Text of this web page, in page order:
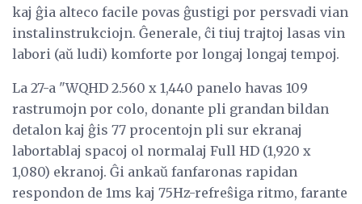
kaj ĝia alteco facile povas ĝustigi por persvadi vian
instalinstrukciojn. Ĝenerale, ĉi tiuj trajtoj lasas vin
labori (aŭ ludi) komforte por longaj longaj tempoj.
La 27-a "WQHD 2.560 x 1,440 panelo havas 109
rastrumojn por colo, donante pli grandan bildan
detalon kaj ĝis 77 procentojn pli sur ekranaj
labortablaj spacoj ol normalaj Full HD (1,920 x
1,080) ekranoj. Ĝi ankaŭ fanfaronas rapidan
respondon de 1ms kaj 75Hz-refreŝiga ritmo, farante